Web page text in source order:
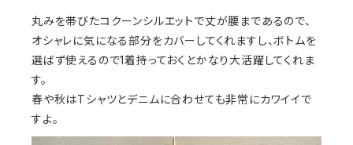
丸みを帯びたコクーンシルエットで丈が腰まであるので、
オシャレに気になる部分をカバーしてくれますし、ボトムを
選ばず使えるので1着持っておくとかなり大活躍してくれま
す。
春や秋はTシャツとデニムに合わせても非常にカワイイで
すよ。